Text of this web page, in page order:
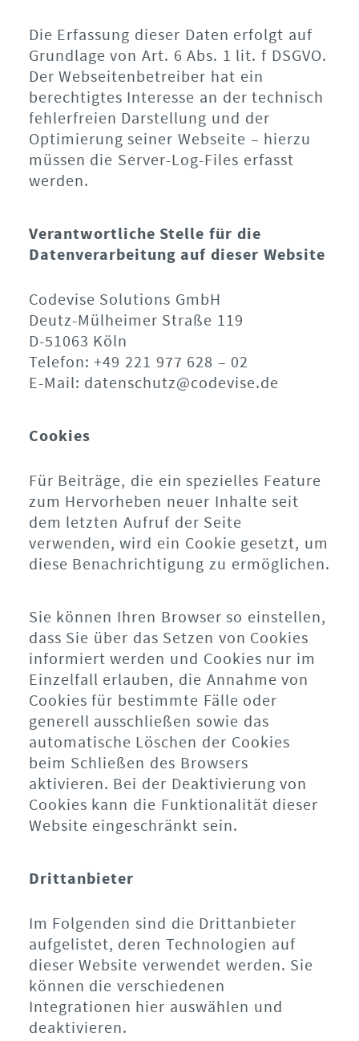
Die Erfassung dieser Daten erfolgt auf
Grundlage von Art. 6 Abs. 1 lit. f DSGVO.
Der Webseitenbetreiber hat ein
berechtigtes Interesse an der technisch
fehlerfreien Darstellung und der
Optimierung seiner Webseite – hierzu
müssen die Server-Log-Files erfasst
werden.
Verantwortliche Stelle für die
Datenverarbeitung auf dieser Website
Codevise Solutions GmbH
Deutz-Mülheimer Straße 119
D-51063 Köln
Telefon: +49 221 977 628 – 02
E-Mail: datenschutz@codevise.de
Cookies
Für Beiträge, die ein spezielles Feature
zum Hervorheben neuer Inhalte seit
dem letzten Aufruf der Seite
verwenden, wird ein Cookie gesetzt, um
diese Benachrichtigung zu ermöglichen.
Sie können Ihren Browser so einstellen,
dass Sie über das Setzen von Cookies
informiert werden und Cookies nur im
Einzelfall erlauben, die Annahme von
Cookies für bestimmte Fälle oder
generell ausschließen sowie das
automatische Löschen der Cookies
beim Schließen des Browsers
aktivieren. Bei der Deaktivierung von
Cookies kann die Funktionalität dieser
Website eingeschränkt sein.
Drittanbieter
Im Folgenden sind die Drittanbieter
aufgelistet, deren Technologien auf
dieser Website verwendet werden. Sie
können die verschiedenen
Integrationen hier auswählen und
deaktivieren.